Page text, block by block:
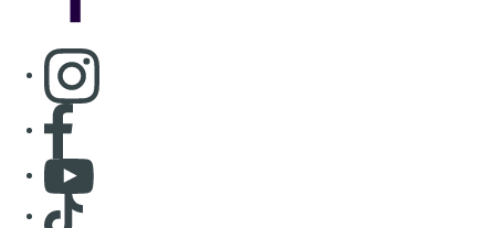
Consulter page Instagram
Consulter page Facebook
Consulter Youtube
Consulter TikTok